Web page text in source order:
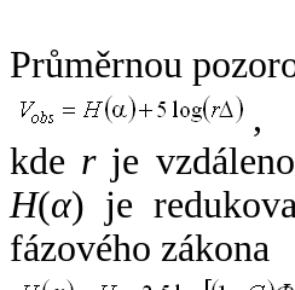
Průměrnou
,
kde rje
H(α) je
fázového zákona